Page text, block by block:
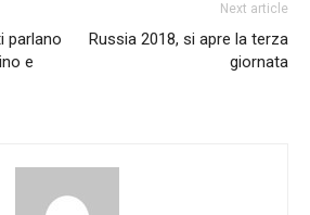
parlano
e
Next article
Russia 2018, si apre la terza
giornata